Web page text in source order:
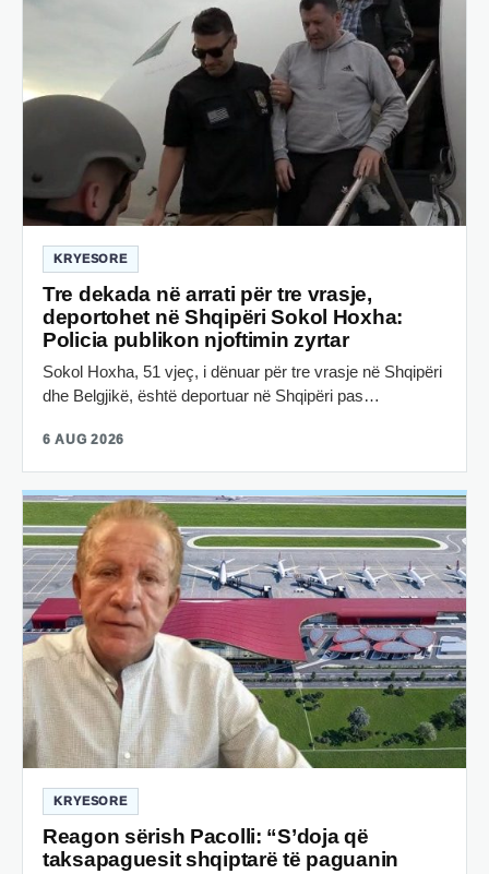
KRYESORE
Tre dekada në arrati për tre vrasje,
deportohet në Shqipëri Sokol Hoxha:
Policia publikon njoftimin zyrtar
Sokol Hoxha, 51 vjeç, i dënuar për tre vrasje në Shqipëri
dhe Belgjikë, është deportuar në Shqipëri pas…
6 AUG 2026
KRYESORE
Reagon sërish Pacolli: “S’doja që
taksapaguesit shqiptarë të paguanin